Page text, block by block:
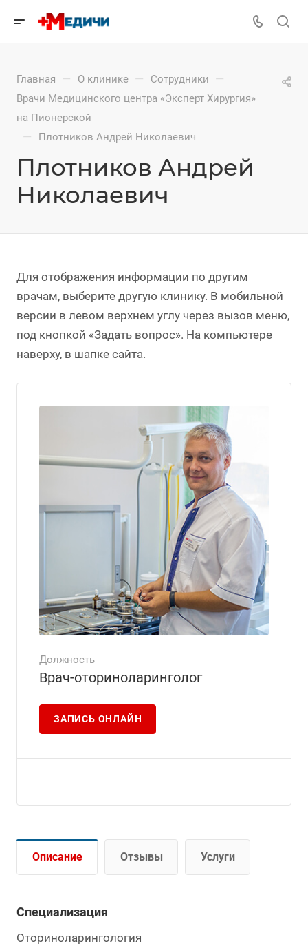
Главная — О клинике — Сотрудники —
Врачи Медицинского центра «Эксперт Хирургия»
на Пионерской
— Плотников Андрей Николаевич
Плотников Андрей
Николаевич
Для отображения информации по другим
врачам, выберите другую клинику. В мобильной
версии в левом верхнем углу через вызов меню,
под кнопкой «Задать вопрос». На компьютере
наверху, в шапке сайта.
Должность
Врач-оториноларинголог
ЗАПИСЬ ОНЛАЙН
Описание Отзывы Услуги
Специализация
Оториноларингология